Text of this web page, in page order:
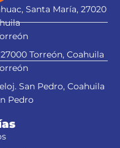
Santa María, 27020
Torreón, Coahuila
San Pedro, Coahuila
Pedro